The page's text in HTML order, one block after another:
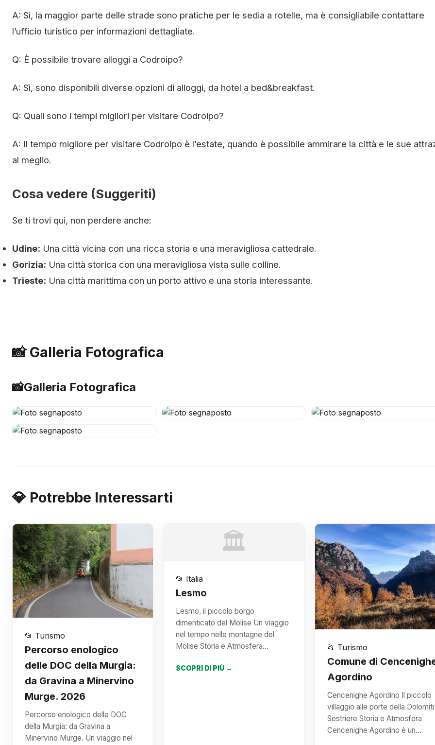
A: Sì, la maggior parte delle strade sono pratiche per le sedia a rotelle, ma è consigliabile contattare
l’ufficio turistico per informazioni dettagliate.
Q: È possibile trovare alloggi a Codroipo?
A: Sì, sono disponibili diverse opzioni di alloggi, da hotel a bed&breakfast.
Q: Quali sono i tempi migliori per visitare Codroipo?
A: Il tempo migliore per visitare Codroipo è l’estate, quando è possibile ammirare la città e le sue
al meglio.
Cosa vedere (Suggeriti)
Se ti trovi qui, non perdere anche:
Udine: Una città vicina con una ricca storia e una meravigliosa cattedrale.
Gorizia: Una città storica con una meravigliosa vista sulle colline.
Trieste: Una città marittima con un porto attivo e una storia interessante.
📸 Galleria Fotografica
📸Galleria Fotografica
💎 Potrebbe Interessarti
📂 Turismo
Percorso enologico
delle DOC della Murgia:
da Gravina a Minervino
Murge. 2026
Percorso enologico delle DOC
della Murgia: da Gravina a
Minervino Murge. Un viaggio nel
🏛️
📂 Italia
Lesmo
Lesmo, il piccolo borgo
dimenticato del Molise Un viaggio
nel tempo nelle montagne del
Molise Storia e Atmosfera…
SCOPRI DI PIÙ →
📂 Turismo
Comune di
Agordino
Cencenighe Agordino Il piccolo
villaggio alle porte della
Sestriere Storia e Atmosfera
Cencenighe Agordino è un…